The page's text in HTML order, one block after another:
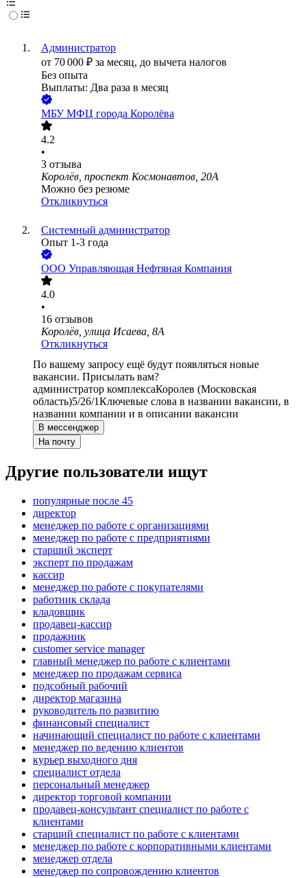
Администратор
от 70 000 ₽ за месяц, до вычета налогов
Без опыта
Выплаты: Два раза в месяц
МБУ МФЦ города Королёва
4.2
•
3 отзыва
Королёв, проспект Космонавтов, 20А
Можно без резюме
Откликнуться
Системный администратор
Опыт 1-3 года
ООО Управляющая Нефтяная Компания
4.0
•
16 отзывов
Королёв, улица Исаева, 8А
Откликнуться
По вашему запросу ещё будут появляться новые
вакансии. Присылать вам?
администратор комплексаКоролев (Московская
область)5/26/1Ключевые слова в названии вакансии, в
названии компании и в описании вакансии
В мессенджер
На почту
Другие пользователи ищут
популярные после 45
директор
менеджер по работе с организациями
менеджер по работе с предприятиями
старший эксперт
эксперт по продажам
кассир
менеджер по работе с покупателями
работник склада
кладовщик
продавец-кассир
продажник
customer service manager
главный менеджер по работе с клиентами
менеджер по продажам сервиса
подсобный рабочий
директор магазина
руководитель по развитию
финансовый специалист
начинающий специалист по работе с клиентами
менеджер по ведению клиентов
курьер выходного дня
специалист отдела
персональный менеджер
директор торговой компании
продавец-консультант специалист по работе с
клиентами
старший специалист по работе с клиентами
менеджер по работе с корпоративными клиентами
менеджер отдела
менеджер по сопровождению клиентов